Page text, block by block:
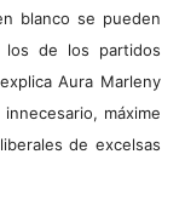
blanco se pueden
los de los partidos
Aura Marleny
máxime
de excelsas